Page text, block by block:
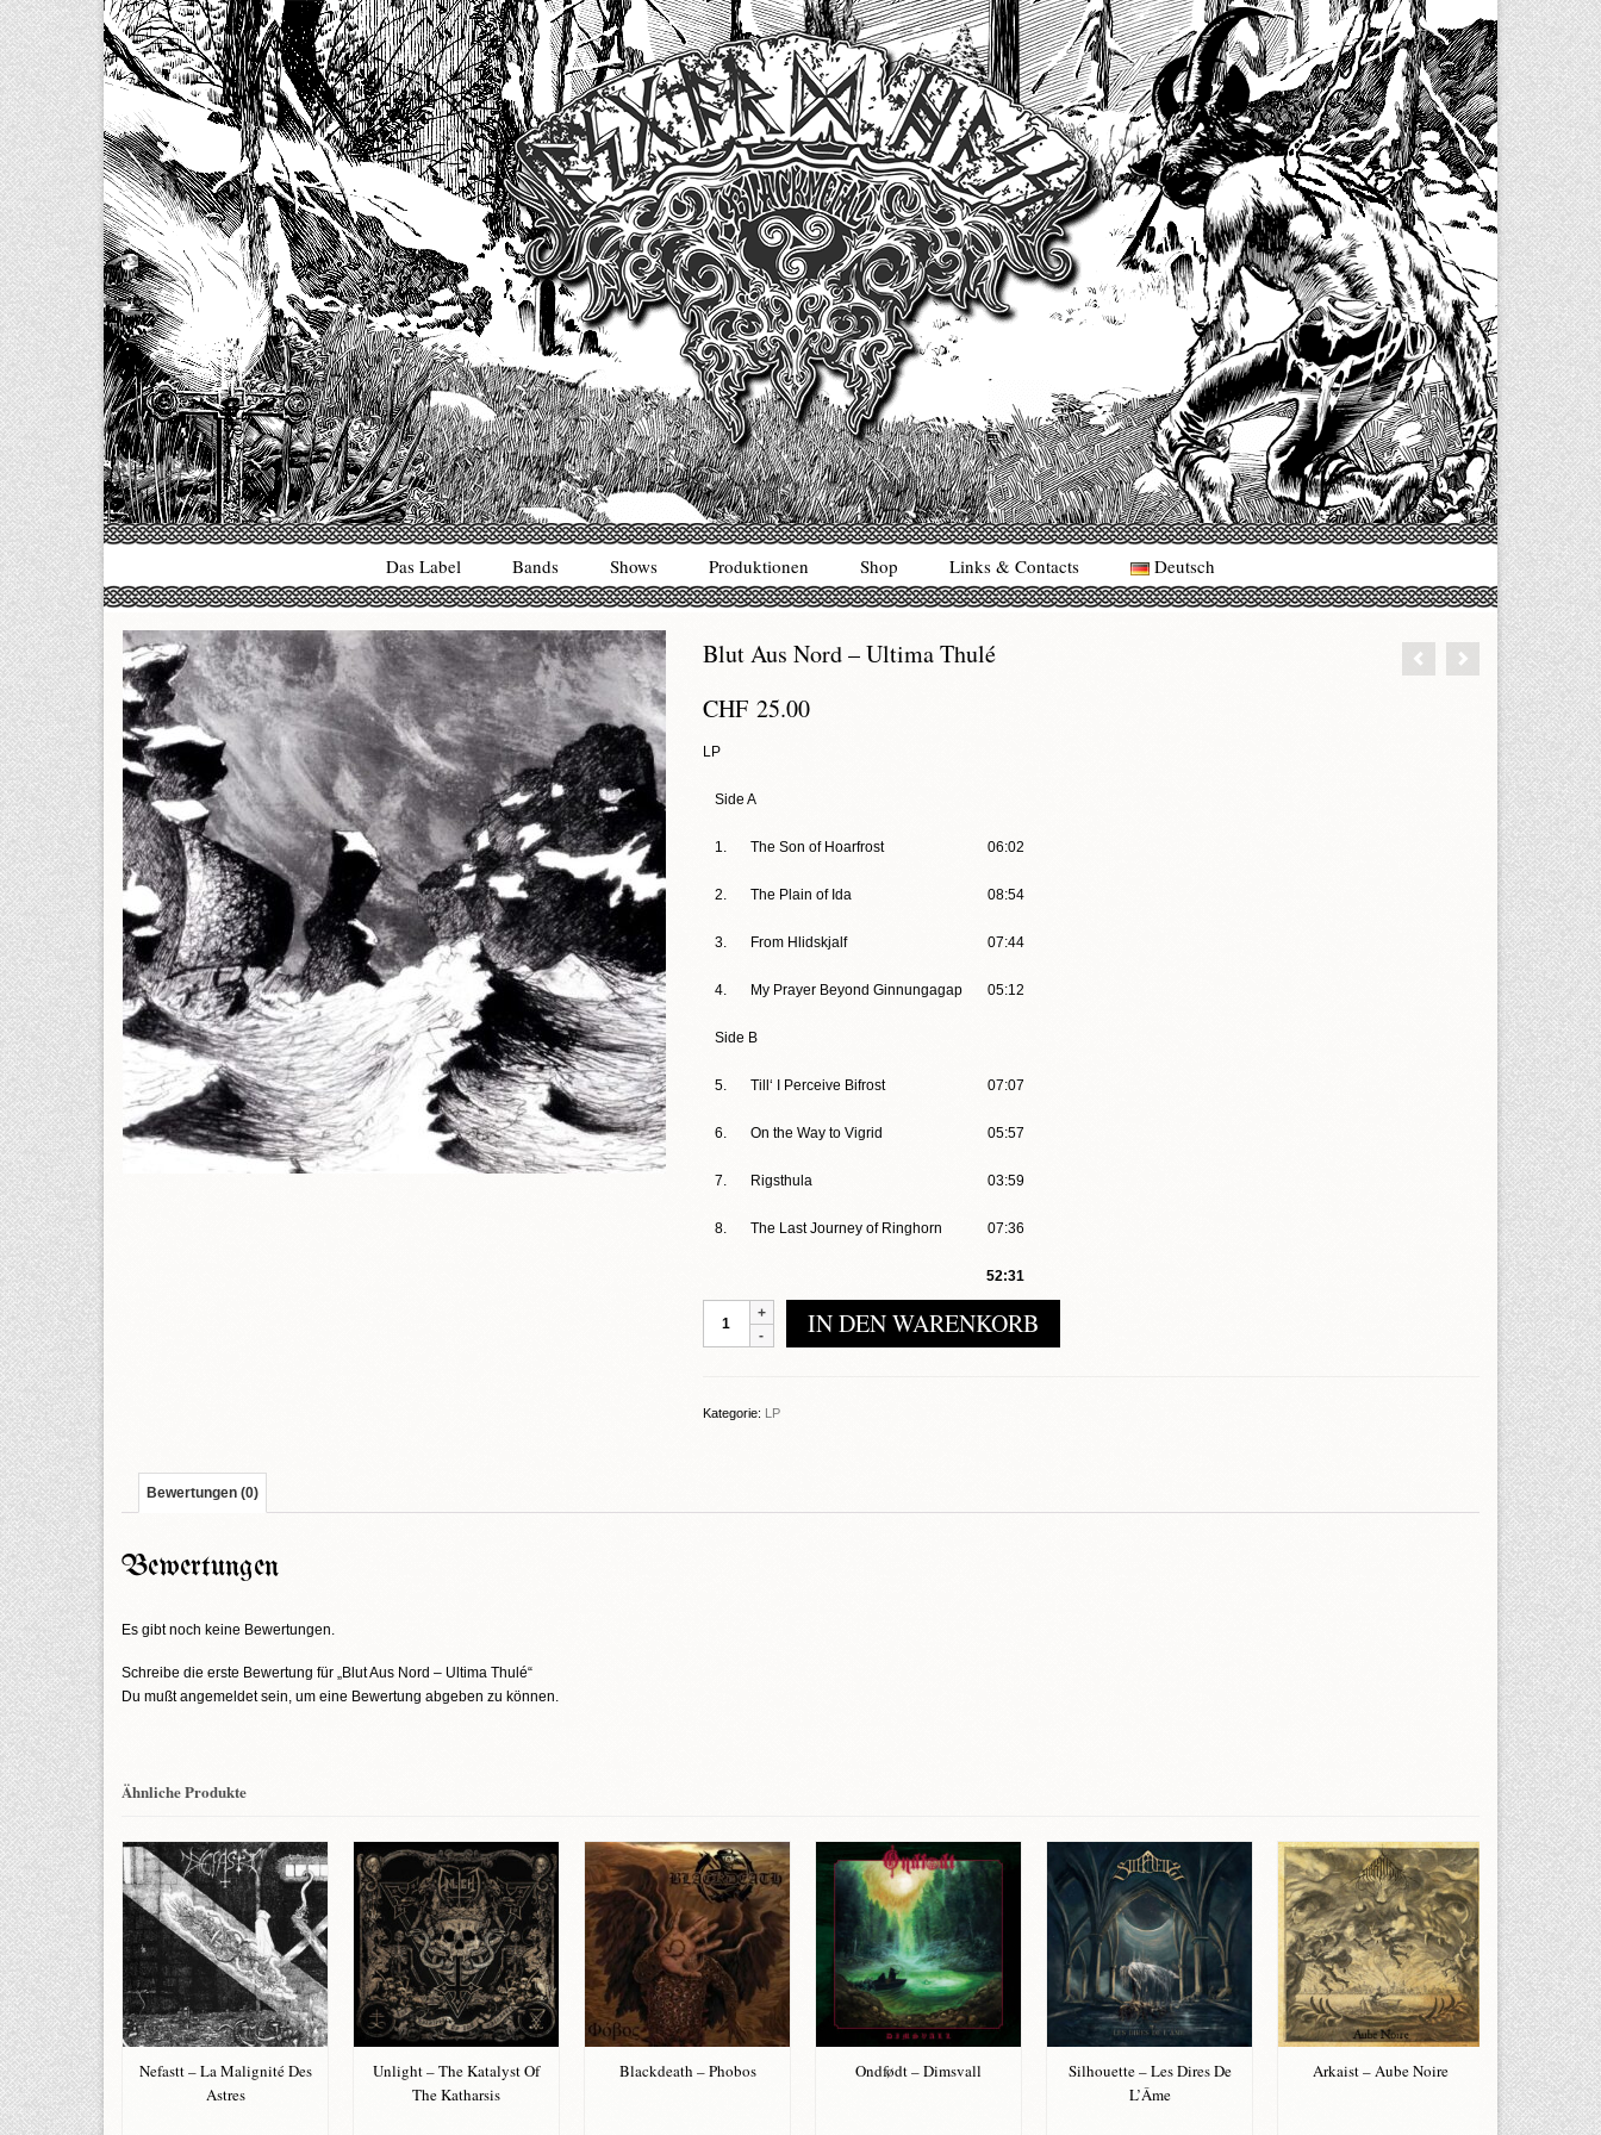
Un site produit par Highelvetia.ch
Das Label Bands Shows Produktionen Shop Links & Contacts Deutsch
Blut Aus Nord – Ultima Thulé
CHF25.00
LP
Side A
1. The Son of Hoarfrost 06:02
2. The Plain of Ida 08:54
3. From Hlidskjalf 07:44
4. My Prayer Beyond Ginnungagap 05:12
Side B
5. Till‘ I Perceive Bifrost 07:07
6. On the Way to Vigrid 05:57
7. Rigsthula 03:59
8. The Last Journey of Ringhorn 07:36
52:31
Ultima
IN DEN WARENKORB
Kategorie: LP
Bewertungen (0)
Bewertungen
Es gibt noch keine Bewertungen.
Schreibe die erste Bewertung für „Blut Aus Nord – Ultima Thulé“
Du mußtangemeldetsein, um eine Bewertung abgeben zu können.
Ähnliche Produkte
Veterum
Nefastt – La Malignité Des
Astres
Unlight – The Katalyst Of
The Katharsis
Blackdeath – Phobos Ondfødt – Dimsvall
Silhouette – Les Dires De
L’Âme
Arkaist – Aube Noire